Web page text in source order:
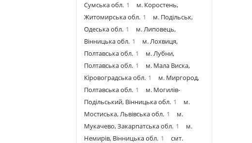
Сумська обл. 1
м. Коростень,
Житомирська обл. 1
м. Подільськ,
Одеська обл. 1
м. Липовець,
Вінницька обл. 1
м. Лохвиця,
Полтавська обл. 1
м. Лубни,
Полтавська обл. 1
м. Мала Виска,
Кіровоградська обл. 1
м. Миргород,
Полтавська обл. 1
м. Могилів-
Подільський, Вінницька обл. 1
м.
Мостиська, Львівська обл. 1
м.
Мукачево, Закарпатська обл. 1
м.
Немирів, Вінницька обл. 1
смт.